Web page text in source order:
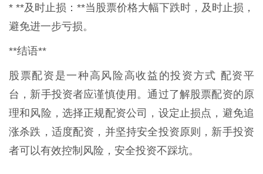
* **及时止损：**当股票价格大幅下跌时，及时止损，
避免进一步亏损。
**结语**
股票配资是一种高风险高收益的投资方式 配资平
台，新手投资者应谨慎使用。通过了解股票配资的原
理和风险，选择正规配资公司，设定止损点，避免追
涨杀跌，适度配资，并坚持安全投资原则，新手投资
者可以有效控制风险，安全投资不踩坑。